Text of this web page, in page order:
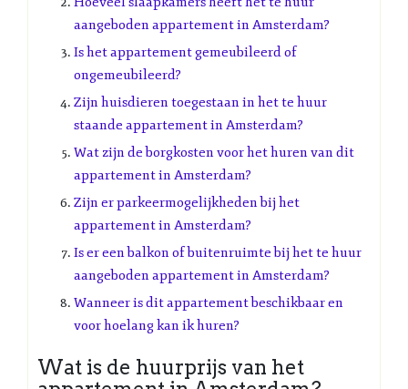
aangeboden appartement in Amsterdam?
Is het appartement gemeubileerd of
ongemeubileerd?
Zijn huisdieren toegestaan in het te huur
staande appartement in Amsterdam?
Wat zijn de borgkosten voor het huren van dit
appartement in Amsterdam?
Zijn er parkeermogelijkheden bij het
appartement in Amsterdam?
Is er een balkon of buitenruimte bij het te huur
aangeboden appartement in Amsterdam?
Wanneer is dit appartement beschikbaar en
voor hoelang kan ik huren?
Wat is de huurprijs van het